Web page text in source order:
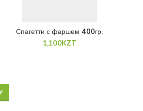
Спагетти с фаршем 400гр.
1,100KZT